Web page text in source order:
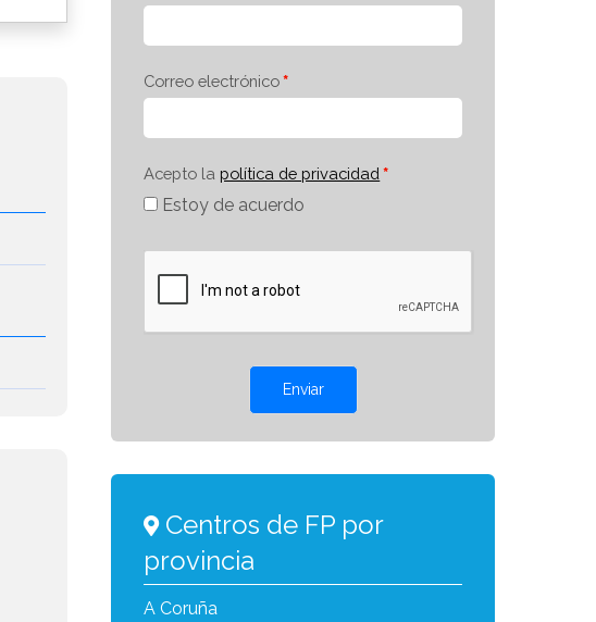
Correo electrónico
Acepto la política de privacidad
Estoy de acuerdo
Enviar
Centros de FP por
provincia
A Coruña